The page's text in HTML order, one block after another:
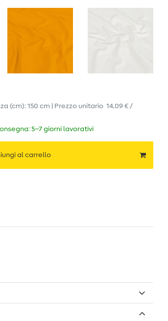
(cm): 150 cm | Prezzo unitario 14,09 € /
5–7 giorni lavorativi
al carrello